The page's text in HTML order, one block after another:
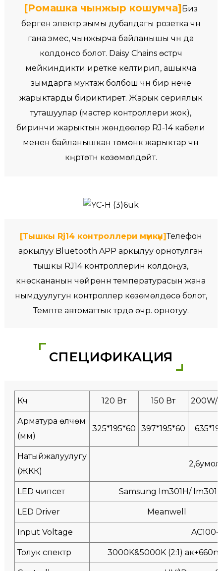
[Ромашка чынжыр кошумча]Биз
берген электр зымы дубалдагы розетка үчүн
гана эмес, чынжырча байланышы үчүн да
колдонсо болот. Daisy Chains өстүрүүчү
мейкиндикти иретке келтирип, ашыкча
зымдарга муктаж болбош үчүн бир нече
жарыктарды бириктирет. Жарык сериялык
туташуулар (мастер контроллери жок),
биринчи жарыктын жөндөөлөрү RJ-14 кабели
менен байланышкан төмөнкү жарыктар үчүн
күңүртөтүүнү көзөмөлдөйт.
[Тышкы Rj14 контроллери мүмкүн]Телефон
аркылуу Bluetooth APP аркылуу орнотулган
тышкы RJ14 контроллерин колдоңуз,
күнөскананын чөйрөнүн температурасын жана
нымдуулугун контроллер көзөмөлдөсө болот,
Темпте автоматтык түрдө өчүрүү. орнотуу.
СПЕЦИФИКАЦИЯ
Күч 120 Вт 150 Вт 200W/
Арматура өлчөмү
(мм)
325*195*60 397*195*60
Натыйжалуулугу
(ЖКК)
LED чипсет Samsung lm301H/
LED Driver Meanwell
Input Voltage AC100-
Толук спектр 3000K&5000K (2:1)